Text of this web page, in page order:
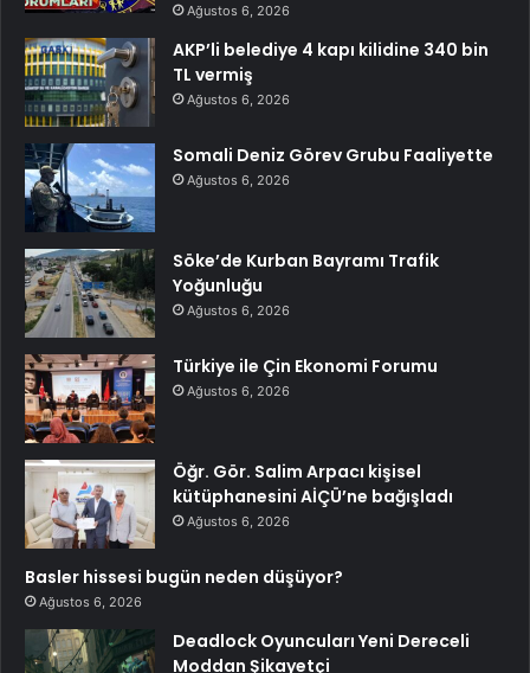
Ağustos 6, 2026
AKP’li belediye 4 kapı kilidine 340 bin
TL vermiş
Ağustos 6, 2026
Somali Deniz Görev Grubu Faaliyette
Ağustos 6, 2026
Söke’de Kurban Bayramı Trafik
Yoğunluğu
Ağustos 6, 2026
Türkiye ile Çin Ekonomi Forumu
Ağustos 6, 2026
Öğr. Gör. Salim Arpacı kişisel
kütüphanesini AİÇÜ’ne bağışladı
Ağustos 6, 2026
Basler hissesi bugün neden düşüyor?
Ağustos 6, 2026
Deadlock Oyuncuları Yeni Dereceli
Moddan Şikayetçi